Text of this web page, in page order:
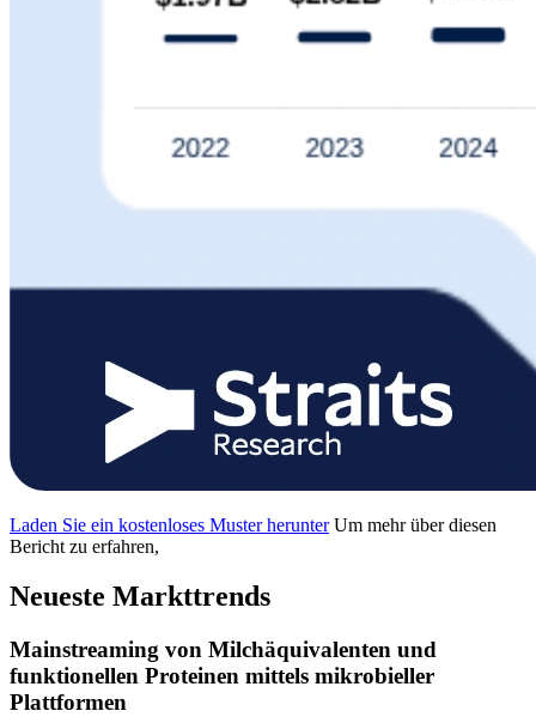
Laden Sie ein kostenloses Muster herunter Um mehr über diesen
Bericht zu erfahren,
Neueste Markttrends
Mainstreaming von Milchäquivalenten und
funktionellen Proteinen mittels mikrobieller
Plattformen